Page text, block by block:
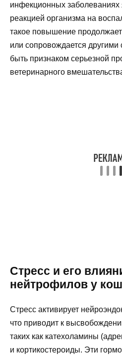
инфекционных заболеваниях
реакцией организма на
такое повышение
или сопровождается
быть признаком серьезной
ветеринарного
Стресс и его
нейтрофилов у
Стресс активирует
что приводит к
таких как катехоламины
и кортикостероиды. Эти